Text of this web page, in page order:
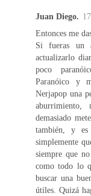
Juan Diego.
Entonces me
Si fueras un
actualizarlo
poco
Paranóico y
Nerjapop una
aburrimiento,
demasiado
también, y
simplemente
siempre que
como todo lo
buscar una
útiles. Quizá